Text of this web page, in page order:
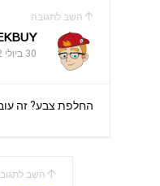
השב לתגובה
30 ביולי 2022 at 13:03
החלפת צבע? זה
השב